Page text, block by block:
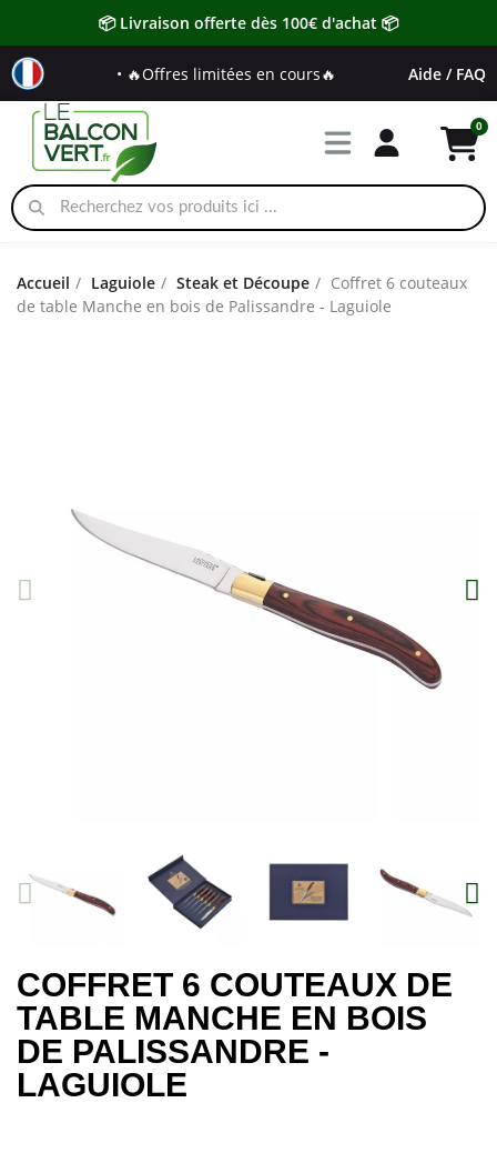
📦 Livraison offerte dès 100€ d'achat 📦
• 🔥Offres limitées en cours🔥 Aide / FAQ
Accueil Laguiole Steak et Découpe
Coffret 6 couteaux
de table Manche en bois de Palissandre - Laguiole
COFFRET 6 COUTEAUX DE
TABLE MANCHE EN BOIS
DE PALISSANDRE -
LAGUIOLE